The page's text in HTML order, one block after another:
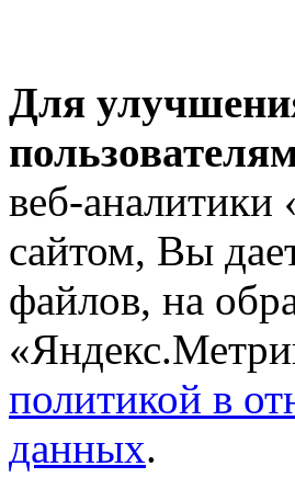
Для
веб-
сайтом, Вы
файлов, на
политикой в
данных.